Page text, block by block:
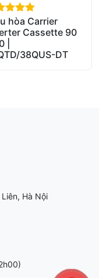
of 5
hòa Carrier
Cassette 90
|
38QUS-DT
Hà Nội